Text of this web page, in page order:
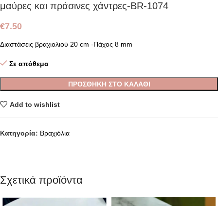
μαύρες και πράσινες χάντρες-BR-1074
€7.50
Διαστάσεις βραχιολιού 20 cm -Πάχος 8 mm
Σε απόθεμα
ΠΡΟΣΘΉΚΗ ΣΤΟ ΚΑΛΆΘΙ
Add to wishlist
Κατηγορία: Βραχιόλια
Σχετικά προϊόντα